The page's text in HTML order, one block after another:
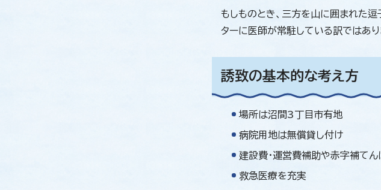
もしものとき、三方を山に囲まれた
ターに医師が常駐している訳ではあ
誘致の基本的な考え方
場所は沼間3丁目市有地
病院用地は無償貸し付け
建設費・運営費補助や赤字補てん
救急医療を充実